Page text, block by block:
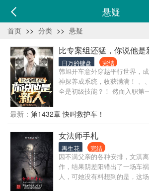
悬疑
首页 >> 分类 >> 悬疑
比专案组还猛，你说他是
日万的键盘 完结
韩旭开车意外穿越平行世界，
神探养成系统，收获满满！
全是初级技能？！ 然而入职第
件！ 密室、藏尸、异装癖……
少！ 至此，一颗警界的未来
最新： 第1432章 快叫救护车！
女法师手札
再生花 完结
因不满父亲的各种安排，文淇
作，结果阴差阳错出了一场车
人，可她没有料想到的是，这